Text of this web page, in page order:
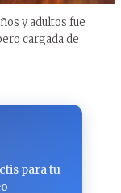
y adultos fue
cargada de
para tu